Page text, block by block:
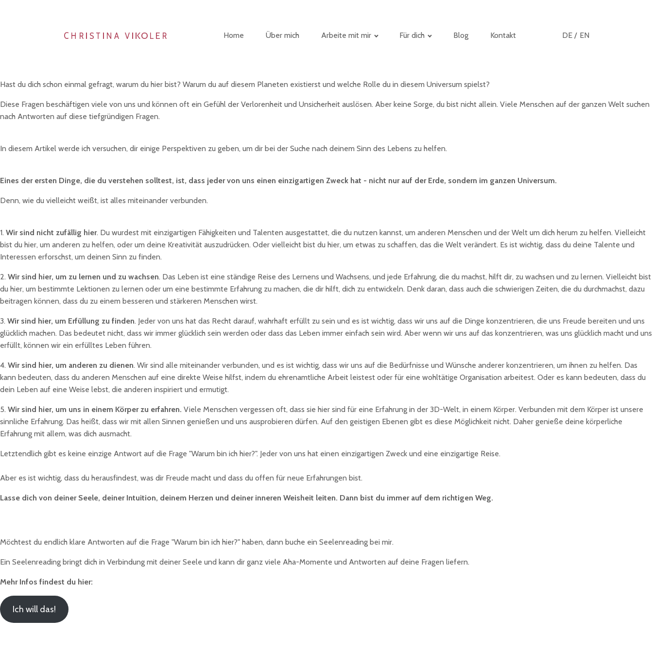
Home Über mich Arbeite mit mir Für dich Blog Kontakt DE / EN
Hast du dich schon einmal gefragt, warum du hier bist? Warum du auf diesem Planeten existierst und welche Rolle du in diesem Universum spielst?
Diese Fragen beschäftigen viele von uns und können oft ein Gefühl der Verlorenheit und Unsicherheit auslösen. Aber keine Sorge, du bist nicht allein. Viele Menschen auf der ganzen Welt suchen
nach Antworten auf diese tiefgründigen Fragen.
In diesem Artikel werde ich versuchen, dir einige Perspektiven zu geben, um dir bei der Suche nach deinem Sinn des Lebens zu helfen.
Eines der ersten Dinge, die du verstehen solltest, ist, dass jeder von uns einen einzigartigen Zweck hat - nicht nur auf der Erde, sondern im ganzen Universum.
Denn, wie du vielleicht weißt, ist alles miteinander verbunden.
1. Wir sind nicht zufällig hier. Du wurdest mit einzigartigen Fähigkeiten und Talenten ausgestattet, die du nutzen kannst, um anderen Menschen und der Welt um dich herum zu helfen. Vielleicht
bist du hier, um anderen zu helfen, oder um deine Kreativität auszudrücken. Oder vielleicht bist du hier, um etwas zu schaffen, das die Welt verändert. Es ist wichtig, dass du deine Talente und
Interessen erforschst, um deinen Sinn zu finden.
2. Wir sind hier, um zu lernen und zu wachsen. Das Leben ist eine ständige Reise des Lernens und Wachsens, und jede Erfahrung, die du machst, hilft dir, zu wachsen und zu lernen. Vielleicht bist
du hier, um bestimmte Lektionen zu lernen oder um eine bestimmte Erfahrung zu machen, die dir hilft, dich zu entwickeln. Denk daran, dass auch die schwierigen Zeiten, die du durchmachst, dazu
beitragen können, dass du zu einem besseren und stärkeren Menschen wirst.
3. Wir sind hier, um Erfüllung zu finden. Jeder von uns hat das Recht darauf, wahrhaft erfüllt zu sein und es ist wichtig, dass wir uns auf die Dinge konzentrieren, die uns Freude bereiten und uns
glücklich machen. Das bedeutet nicht, dass wir immer glücklich sein werden oder dass das Leben immer einfach sein wird. Aber wenn wir uns auf das konzentrieren, was uns glücklich macht und uns
erfüllt, können wir ein erfülltes Leben führen.
4. Wir sind hier, um anderen zu dienen. Wir sind alle miteinander verbunden, und es ist wichtig, dass wir uns auf die Bedürfnisse und Wünsche anderer konzentrieren, um ihnen zu helfen. Das
kann bedeuten, dass du anderen Menschen auf eine direkte Weise hilfst, indem du ehrenamtliche Arbeit leistest oder für eine wohltätige Organisation arbeitest. Oder es kann bedeuten, dass du
dein Leben auf eine Weise lebst, die anderen inspiriert und ermutigt.
5. Wir sind hier, um uns in einem Körper zu erfahren. Viele Menschen vergessen oft, dass sie hier sind für eine Erfahrung in der 3D-Welt, in einem Körper. Verbunden mit dem Körper ist unsere
sinnliche Erfahrung. Das heißt, dass wir mit allen Sinnen genießen und uns ausprobieren dürfen. Auf den geistigen Ebenen gibt es diese Möglichkeit nicht. Daher genieße deine körperliche
Erfahrung mit allem, was dich ausmacht.
Letztendlich gibt es keine einzige Antwort auf die Frage "Warum bin ich hier?". Jeder von uns hat einen einzigartigen Zweck und eine einzigartige Reise.
Aber es ist wichtig, dass du herausfindest, was dir Freude macht und dass du offen für neue Erfahrungen bist.
Lasse dich von deiner Seele, deiner Intuition, deinem Herzen und deiner inneren Weisheit leiten. Dann bist du immer auf dem richtigen Weg.
Möchtest du endlich klare Antworten auf die Frage "Warum bin ich hier?" haben, dann buche ein Seelenreading bei mir.
Ein Seelenreading bringt dich in Verbindung mit deiner Seele und kann dir ganz viele Aha-Momente und Antworten auf deine Fragen liefern.
Mehr Infos findest du hier:
Ich will das!